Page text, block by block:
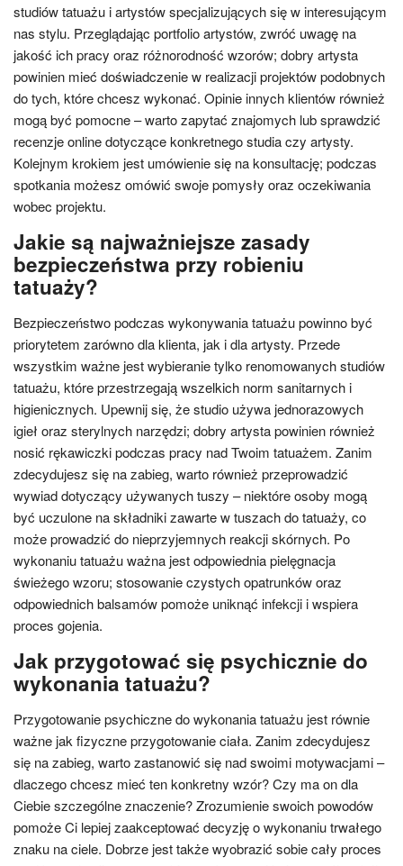
studiów tatuażu i artystów specjalizujących się w interesującym
nas stylu. Przeglądając portfolio artystów, zwróć uwagę na
jakość ich pracy oraz różnorodność wzorów; dobry artysta
powinien mieć doświadczenie w realizacji projektów podobnych
do tych, które chcesz wykonać. Opinie innych klientów również
mogą być pomocne – warto zapytać znajomych lub sprawdzić
recenzje online dotyczące konkretnego studia czy artysty.
Kolejnym krokiem jest umówienie się na konsultację; podczas
spotkania możesz omówić swoje pomysły oraz oczekiwania
wobec projektu.
Jakie są najważniejsze zasady
bezpieczeństwa przy robieniu
tatuaży?
Bezpieczeństwo podczas wykonywania tatuażu powinno być
priorytetem zarówno dla klienta, jak i dla artysty. Przede
wszystkim ważne jest wybieranie tylko renomowanych studiów
tatuażu, które przestrzegają wszelkich norm sanitarnych i
higienicznych. Upewnij się, że studio używa jednorazowych
igieł oraz sterylnych narzędzi; dobry artysta powinien również
nosić rękawiczki podczas pracy nad Twoim tatuażem. Zanim
zdecydujesz się na zabieg, warto również przeprowadzić
wywiad dotyczący używanych tuszy – niektóre osoby mogą
być uczulone na składniki zawarte w tuszach do tatuaży, co
może prowadzić do nieprzyjemnych reakcji skórnych. Po
wykonaniu tatuażu ważna jest odpowiednia pielęgnacja
świeżego wzoru; stosowanie czystych opatrunków oraz
odpowiednich balsamów pomoże uniknąć infekcji i wspiera
proces gojenia.
Jak przygotować się psychicznie do
wykonania tatuażu?
Przygotowanie psychiczne do wykonania tatuażu jest równie
ważne jak fizyczne przygotowanie ciała. Zanim zdecydujesz
się na zabieg, warto zastanowić się nad swoimi motywacjami –
dlaczego chcesz mieć ten konkretny wzór? Czy ma on dla
Ciebie szczególne znaczenie? Zrozumienie swoich powodów
pomoże Ci lepiej zaakceptować decyzję o wykonaniu trwałego
znaku na ciele. Dobrze jest także wyobrazić sobie cały proces